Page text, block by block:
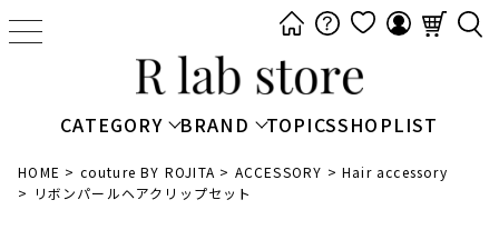
t
e
n
CATEGORY BRAND TOPICSSHOPLIST
HOME couture BY ROJITA ACCESSORY
Hair accessory
リボンパールヘアクリップセット